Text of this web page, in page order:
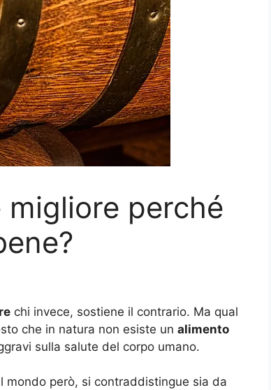
perché
chi invece, sostiene il contrario. Ma qual
che in natura non esiste un alimento
sulla salute del corpo umano.
mondo però, si contraddistingue sia da